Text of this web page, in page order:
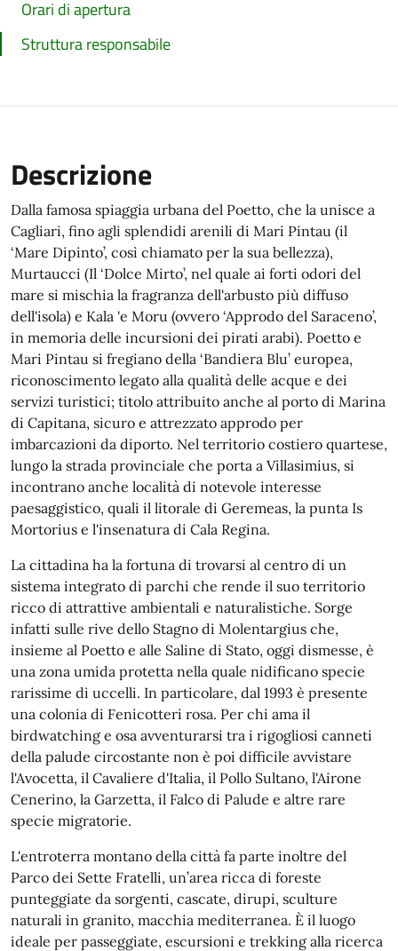
Orari di apertura
Struttura responsabile
Descrizione
Dalla famosa spiaggia urbana del Poetto, che la unisce a
Cagliari, fino agli splendidi arenili di Mari Pintau (il
‘Mare Dipinto’, così chiamato per la sua bellezza),
Murtaucci (Il ‘Dolce Mirto’, nel quale ai forti odori del
mare si mischia la fragranza dell'arbusto più diffuso
dell'isola) e Kala 'e Moru (ovvero ‘Approdo del Saraceno’,
in memoria delle incursioni dei pirati arabi). Poetto e
Mari Pintau si fregiano della ‘Bandiera Blu’ europea,
riconoscimento legato alla qualità delle acque e dei
servizi turistici; titolo attribuito anche al porto di Marina
di Capitana, sicuro e attrezzato approdo per
imbarcazioni da diporto. Nel territorio costiero quartese,
lungo la strada provinciale che porta a Villasimius, si
incontrano anche località di notevole interesse
paesaggistico, quali il litorale di Geremeas, la punta Is
Mortorius e l'insenatura di Cala Regina.
La cittadina ha la fortuna di trovarsi al centro di un
sistema integrato di parchi che rende il suo territorio
ricco di attrattive ambientali e naturalistiche. Sorge
infatti sulle rive dello Stagno di Molentargius che,
insieme al Poetto e alle Saline di Stato, oggi dismesse, è
una zona umida protetta nella quale nidificano specie
rarissime di uccelli. In particolare, dal 1993 è presente
una colonia di Fenicotteri rosa. Per chi ama il
birdwatching e osa avventurarsi tra i rigogliosi canneti
della palude circostante non è poi difficile avvistare
l'Avocetta, il Cavaliere d'Italia, il Pollo Sultano, l'Airone
Cenerino, la Garzetta, il Falco di Palude e altre rare
specie migratorie.
L'entroterra montano della città fa parte inoltre del
Parco dei Sette Fratelli, un’area ricca di foreste
punteggiate da sorgenti, cascate, dirupi, sculture
naturali in granito, macchia mediterranea. È il luogo
ideale per passeggiate, escursioni e trekking alla ricerca